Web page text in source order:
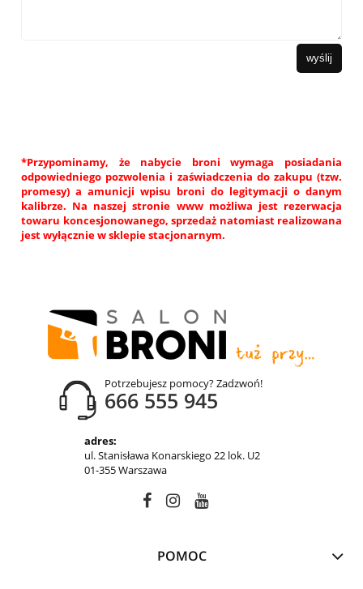
wyślij
*Przypominamy, że nabycie broni wymaga posiadania
odpowiedniego pozwolenia i zaświadczenia do zakupu (tzw.
promesy) a amunicji wpisu broni do legitymacji o danym
kalibrze. Na naszej stronie www możliwa jest rezerwacja
towaru koncesjonowanego, sprzedaż natomiast realizowana
jest wyłącznie w sklepie stacjonarnym.
Potrzebujesz pomocy? Zadzwoń!
666 555 945
adres:
ul. Stanisława Konarskiego 22 lok. U2
01-355 Warszawa
POMOC